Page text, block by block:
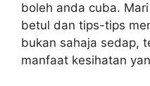
boleh anda cuba.
betul dan tips-tips
bukan sahaja sedap,
manfaat kesihatan